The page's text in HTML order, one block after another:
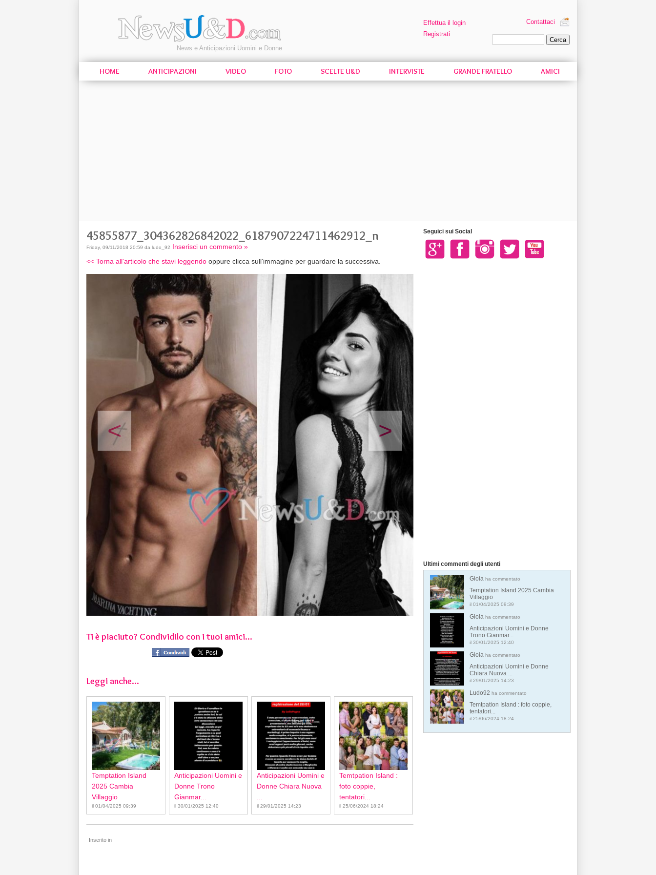
News e Anticipazioni Uomini e Donne
Effettua il login
Registrati
Contattaci
HOME ANTICIPAZIONI VIDEO FOTO SCELTE U&D INTERVISTE GRANDE FRATELLO AMICI
45855877_304362826842022_6187907224711462912_n
Friday, 09/11/2018 20:59 da ludo_92 Inserisci un commento »
<< Torna all'articolo che stavi leggendo oppure clicca sull'immagine per guardare la successiva.
< >
Ti è piaciuto? Condividilo con i tuoi amici...
Leggi anche...
Temptation Island
2025 Cambia
Villaggio
il 01/04/2025 09:39
Anticipazioni Uomini e
Donne Trono
Gianmar...
il 30/01/2025 12:40
Anticipazioni Uomini e
Donne Chiara Nuova
il 29/01/2025 14:23
Temtpation Island :
foto coppie,
tentatori...
il 25/06/2024 18:24
Inserito in
Seguici sui Social
Ultimi commenti degli utenti
Gioia ha commentato
Temptation Island 2025 Cambia
Villaggio
il 01/04/2025 09:39
Gioia ha commentato
Anticipazioni Uomini e Donne
Trono Gianmar...
il 30/01/2025 12:40
Gioia ha commentato
Anticipazioni Uomini e Donne
Chiara Nuova ...
il 29/01/2025 14:23
Ludo92 ha commentato
Temtpation Island : foto coppie,
tentatori...
il 25/06/2024 18:24